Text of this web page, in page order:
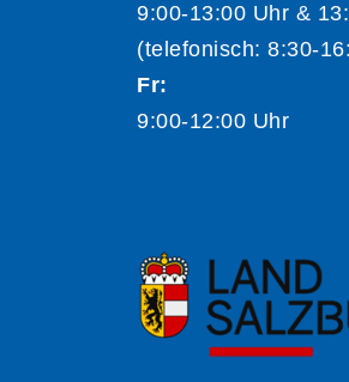
9:00-13:00 Uhr &
(telefonisch: 8:30-
Fr:
9:00-12:00 Uhr